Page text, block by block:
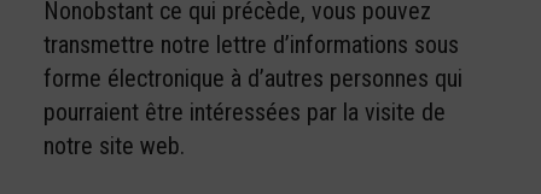
Nonobstant ce qui précède, vous pouvez
transmettre notre lettre d’informations sous
forme électronique à d’autres personnes qui
pourraient être intéressées par la visite de
notre site web.